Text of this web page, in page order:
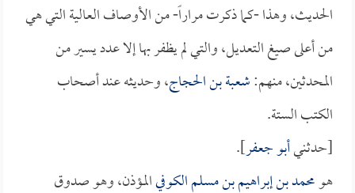
الحديث، وهذا -كما ذكرت مراراً- من الأوصاف العالية التي هي
من أعلى صيغ التعديل، والتي لم يظفر بها إلا عدد يسير من
المحدثين، منهم:شعبة بن الحجاج، وحديثه عند أصحاب
الكتب الستة.
[حدثنيأبو جعفر].
هومحمد بن إبراهيم بن مسلم الكوفيالمؤذن، وهو صدوق